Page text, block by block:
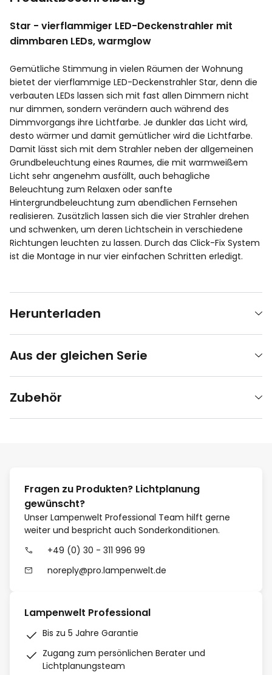
Star - vierflammiger LED-Deckenstrahler mit
dimmbaren LEDs, warmglow
Gemütliche Stimmung in vielen Räumen der Wohnung
bietet der vierflammige LED-Deckenstrahler Star, denn die
verbauten LEDs lassen sich mit fast allen Dimmern nicht
nur dimmen, sondern verändern auch während des
Dimmvorgangs ihre Lichtfarbe. Je dunkler das Licht wird,
desto wärmer und damit gemütlicher wird die Lichtfarbe.
Damit lässt sich mit dem Strahler neben der allgemeinen
Grundbeleuchtung eines Raumes, die mit warmweißem
Licht sehr angenehm ausfällt, auch behagliche
Beleuchtung zum Relaxen oder sanfte
Hintergrundbeleuchtung zum abendlichen Fernsehen
realisieren. Zusätzlich lassen sich die vier Strahler drehen
und schwenken, um deren Lichtschein in verschiedene
Richtungen leuchten zu lassen. Durch das Click-Fix System
ist die Montage in nur vier einfachen Schritten erledigt.
Herunterladen
Aus der gleichen Serie
Zubehör
Fragen zu Produkten? Lichtplanung
gewünscht?
Unser Lampenwelt Professional Team hilft gerne
weiter und bespricht auch Sonderkonditionen.
+49 (0) 30 - 311 996 99
noreply@pro.lampenwelt.de
Lampenwelt Professional
Bis zu 5 Jahre Garantie
Zugang zum persönlichen Berater und
Lichtplanungsteam